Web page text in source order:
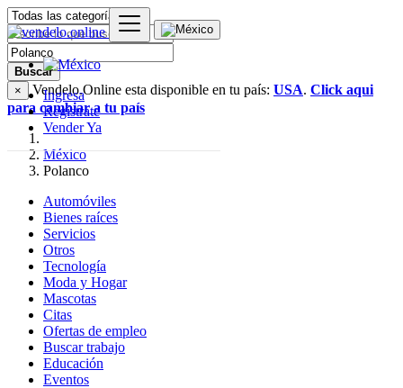
Ingresa
Regístrate
Vender Ya
Buscar
×
Vendelo.Online esta disponible en tu país: USA. Click aqui
para cambiar a tu país
México
Polanco
Automóviles
Bienes raíces
Servicios
Otros
Tecnología
Moda y Hogar
Mascotas
Citas
Ofertas de empleo
Buscar trabajo
Educación
Eventos